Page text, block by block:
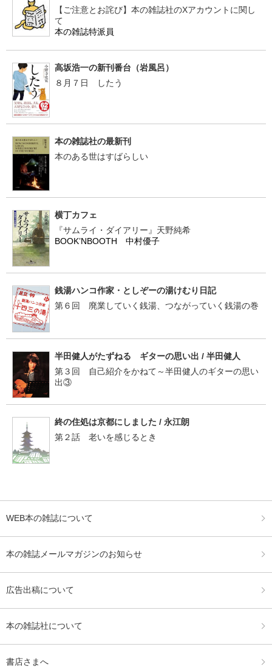
【ご注意とお詫び】本の雑誌社のXアカウントに関し
て
本の雑誌特派員
高坂浩一の新刊番台（岩風呂）
８月７日 したう
本の雑誌社の最新刊
本のある世はすばらしい
横丁カフェ
『サムライ・ダイアリー』天野純希
BOOK’NBOOTH 中村優子
銭湯ハンコ作家・としぞーの湯けむり日記
第６回 廃業していく銭湯、つながっていく銭湯の巻
半田健人がたずねる ギターの思い出 / 半田健人
第３回 自己紹介をかねて～半田健人のギターの思い
出③
終の住処は京都にしました / 永江朗
第２話 老いを感じるとき
WEB本の雑誌について
本の雑誌メールマガジンのお知らせ
広告出稿について
本の雑誌社について
書店さまへ